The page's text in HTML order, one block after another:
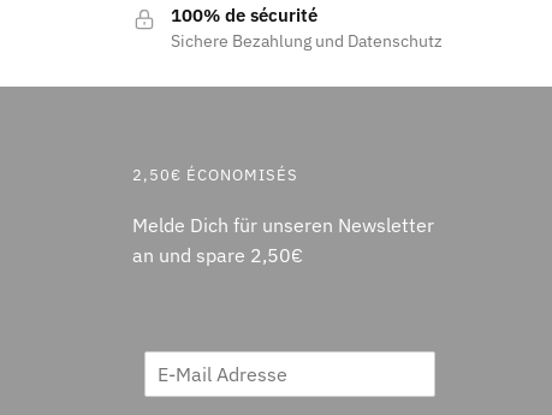
100% de sécurité
Sichere Bezahlung und Datenschutz
2,50€ ÉCONOMISÉS
Melde Dich für unseren Newsletter
an und spare 2,50€